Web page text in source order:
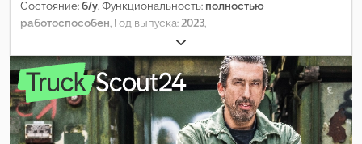
Состояние:б/у, Функциональность: полностью
работоспособен, Год выпуска:2023,